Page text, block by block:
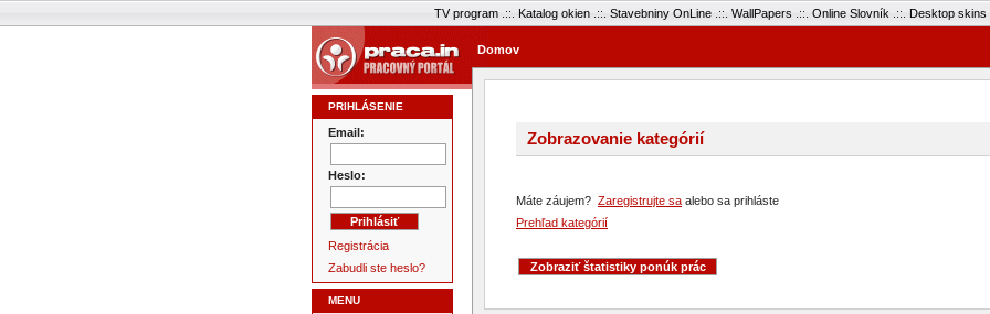
TV program.::. Katalog okien.::. Stavebniny OnLine.::. WallPapers .::. Online Slovník .::. Desktop skins
Domov
PRIHLÁSENIE
Email:
Heslo:
Registrácia
Zabudli ste heslo?
MENU
Zobrazovanie kategórií
Máte záujem? Zaregistrujte sa alebo sa prihláste
Prehľad kategórií